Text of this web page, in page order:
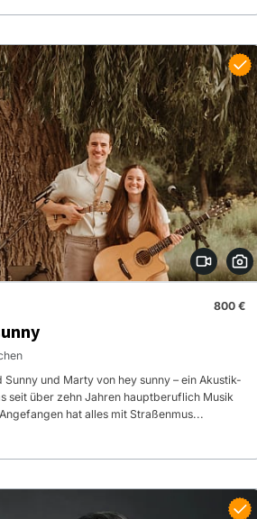
800 €
Sunny und Marty von hey sunny – ein Akustik-
seit über zehn Jahren hauptberuflich Musik
hat alles mit Straßenmus...